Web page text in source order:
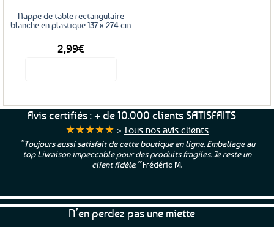
Nappe de table rectangulaire
blanche en plastique 137 x 274 cm
2,99€
Avis certifiés : + de 10.000 clients SATISFAITS
★★★★★ > Tous nos avis clients
“Toujours aussi satisfait de cette boutique en ligne. Emballage au
top Livraison impeccable pour des produits fragiles. Je reste un
client fidèle.”Frédéric M.
N’en perdez pas une miette